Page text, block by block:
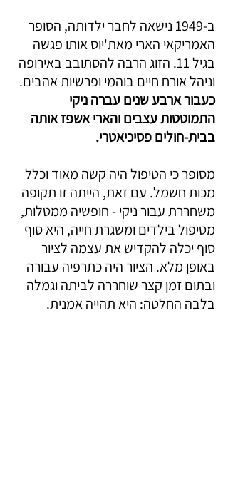
ב-1949 נישאה לחבר ילדותה, הסופר
האמריקאי הארי מאת'יוס אותו פגשה
בגיל 11. הזוג הרבה להסתובב באירופה
וניהל אורח חיים בוהמי ופרשיות אהבים.
כעבור ארבע שנים עברה ניקי
התמוטטות עצבים והארי אשפז אותה
בבית-חולים פסיכיאטרי.
מסופר כי הטיפול היה קשה מאוד וכלל
מכות חשמל. עם זאת, הייתה זו תקופה
משחררת עבור ניקי - חופשיה ממטלות,
מטיפול בילדים ומשגרת חייה, היא סוף
סוף יכלה להקדיש את עצמה לציור
באופן מלא. הציור היה כתרפיה עבורה
ובתום זמן קצר שוחררה לביתה וגמלה
בלבה החלטה: היא תהייה אמנית.